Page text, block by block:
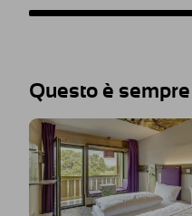
Questo è